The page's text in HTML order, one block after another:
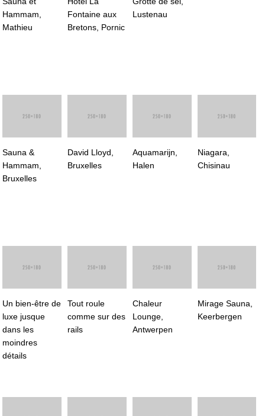
Hammam,
Mathieu
Fontaine aux
Bretons, Pornic
Lustenau
Sauna &
Hammam,
Bruxelles
David Lloyd,
Bruxelles
Aquamarijn,
Halen
Niagara,
Chisinau
Un bien-être de
luxe jusque
dans les
moindres
détails
Tout roule
comme sur des
rails
Chaleur
Lounge,
Antwerpen
Mirage Sauna,
Keerbergen